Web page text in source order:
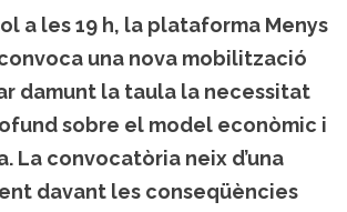
a les 19 h, la plataforma Menys
una nova mobilització
damunt la taula la necessitat
sobre el model econòmic i
La convocatòria neix d’una
davant les conseqüències